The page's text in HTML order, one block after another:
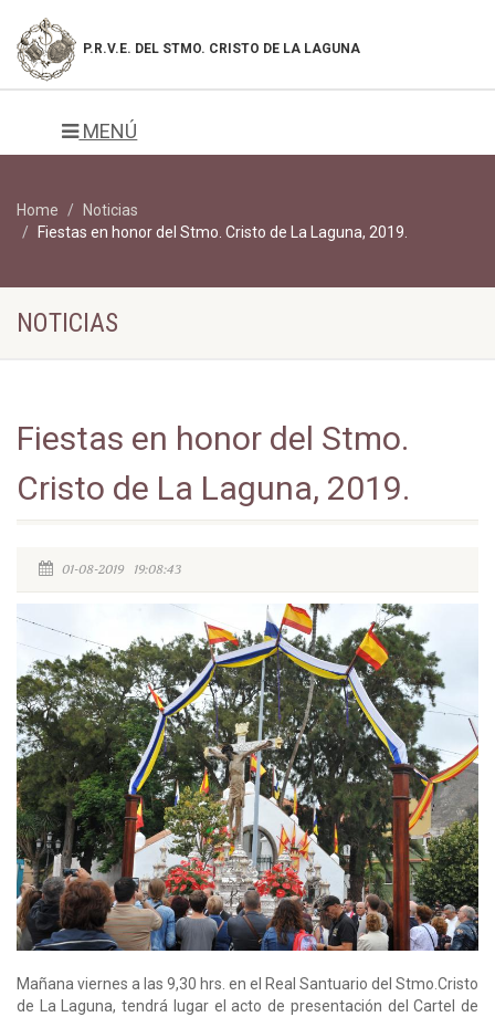
P.R.V.E. DEL STMO. CRISTO DE LA LAGUNA
MENÚ
Home
Noticias
Fiestas en honor del Stmo. Cristo de La Laguna, 2019.
NOTICIAS
Fiestas en honor del Stmo.
Cristo de La Laguna, 2019.
01-08-2019 19:08:43
Mañana viernes a las 9,30 hrs. en el Real Santuario del Stmo.Cristo
de La Laguna, tendrá lugar el acto de presentación del Cartel de